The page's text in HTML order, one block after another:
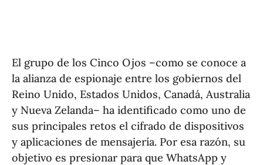
El grupo de los Cinco Ojos –como se conoce a
la alianza de espionaje entre los gobiernos del
Reino Unido, Estados Unidos, Canadá, Australia
y Nueva Zelanda– ha identificado como uno de
sus principales retos el cifrado de dispositivos
y aplicaciones de mensajería. Por esa razón, su
objetivo es presionar para que WhatsApp y